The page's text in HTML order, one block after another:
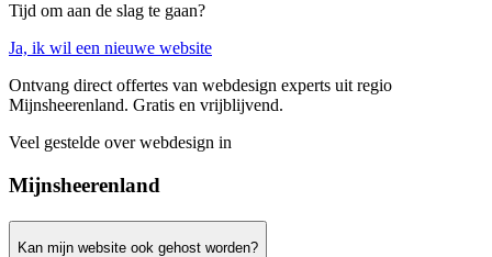
Tijd om aan de slag te gaan?
Ja, ik wil een nieuwe website
Ontvang direct offertes van webdesign experts uit regio
Mijnsheerenland. Gratis en vrijblijvend.
Veel gestelde over webdesign in
Mijnsheerenland
Kan mijn website ook gehost worden?